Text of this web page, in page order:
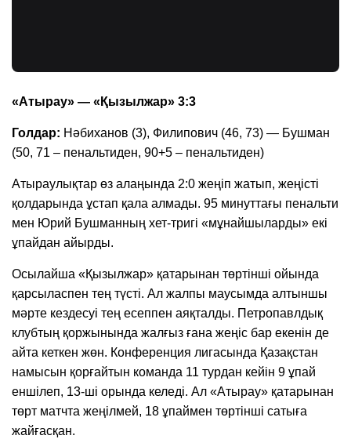
«Атырау» — «Қызылжар» 3:3
Голдар: Нәбиханов (3), Филипович (46, 73) — Бушман
(50, 71 – пенальтиден, 90+5 – пенальтиден)
Атыраулықтар өз алаңында 2:0 жеңіп жатып, жеңісті
қолдарында ұстап қала алмады. 95 минуттағы пенальти
мен Юрий Бушманның хет-тригі «мұнайшыларды» екі
ұпайдан айырды.
Осылайша «Қызылжар» қатарынан төртінші ойында
қарсыласпен тең түсті. Ал жалпы маусымда алтыншы
мәрте кездесуі тең есеппен аяқталды. Петропавлдық
клубтың қоржынында жалғыз ғана жеңіс бар екенін де
айта кеткен жөн. Конференция лигасында Қазақстан
намысын қорғайтын команда 11 турдан кейін 9 ұпай
еншілеп, 13-ші орында келеді. Ал «Атырау» қатарынан
төрт матчта жеңілмей, 18 ұпаймен төртінші сатыға
жайғасқан.